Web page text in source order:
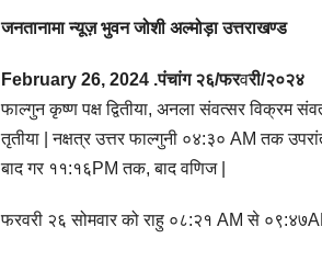
जनतानामा न्यूज़ भुवन जोशी अल्मोड़ा उत्तराखण्ड
February 26, 2024 .पंचांग २६/फरवरी/२०२४
फाल्गुन कृष्ण पक्ष द्वितीया, अनला संवत्सर विक्रम
तृतीया | नक्षत्र उत्तर फाल्गुनी ०४:३० AM तक
बाद गर ११:१६PM तक, बाद वणिज |
फरवरी २६ सोमवार को राहु ०८:२१ AM से